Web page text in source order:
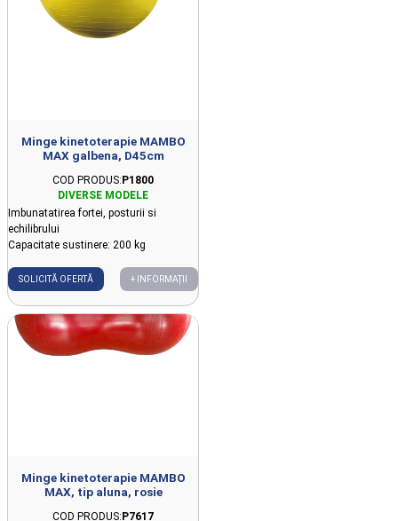
Minge kinetoterapie MAMBO
MAX galbena, D45cm
COD PRODUS:P1800
Imbunatatirea fortei, posturii si
echilibrului
Capacitate sustinere: 200 kg
SOLICITĂ OFERTĂ + INFORMAȚII
Minge kinetoterapie MAMBO
MAX, tip aluna, rosie
COD PRODUS: P7617